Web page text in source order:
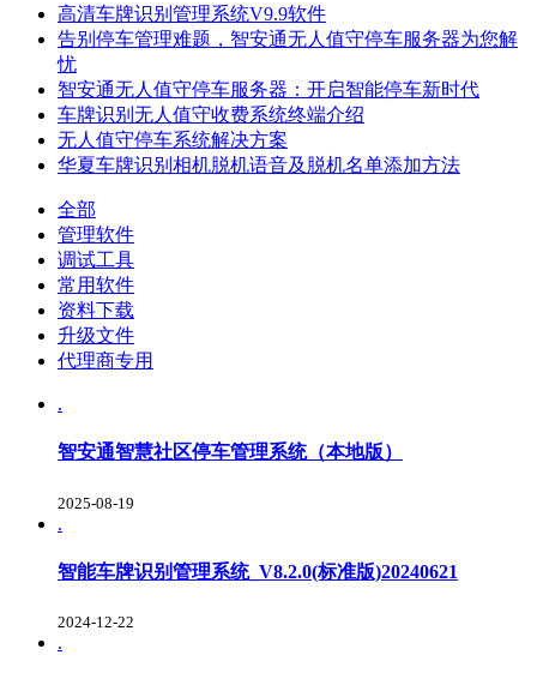
高清车牌识别管理系统V9.9软件
告别停车管理难题，智安通无人值守停车服务器为您解
忧
智安通无人值守停车服务器：开启智能停车新时代
车牌识别无人值守收费系统终端介绍
无人值守停车系统解决方案
华夏车牌识别相机脱机语音及脱机名单添加方法
全部
管理软件
调试工具
常用软件
资料下载
升级文件
代理商专用
.
智安通智慧社区停车管理系统（本地版）
2025-08-19
.
智能车牌识别管理系统_V8.2.0(标准版)20240621
2024-12-22
.